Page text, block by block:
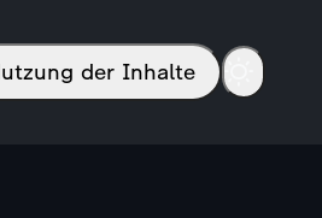
der Inhalte